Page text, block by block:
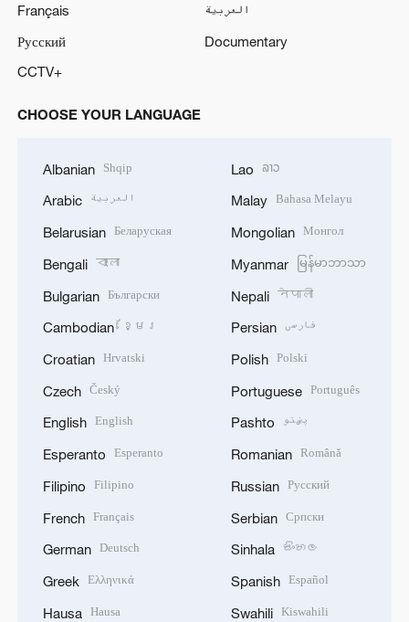
Français
العربية
Русский
Documentary
CCTV+
CHOOSE YOUR LANGUAGE
Albanian Shqip
Arabic العربية
Belarusian Беларуская
Bengali বাংলা
Bulgarian Български
Cambodian ខ្មែរ
Croatian Hrvatski
Czech Český
English English
Esperanto Esperanto
Filipino Filipino
French Français
German Deutsch
Greek Ελληνικά
Hausa Hausa
Lao ລາວ
Malay Bahasa Melayu
Mongolian Монгол
Myanmar မြန်မာဘာသာ
Nepali नेपाली
Persian فارسی
Polish Polski
Portuguese Português
Pashto پښتو
Romanian Română
Russian Русский
Serbian Српски
Sinhala සිංහල
Spanish Español
Swahili Kiswahili